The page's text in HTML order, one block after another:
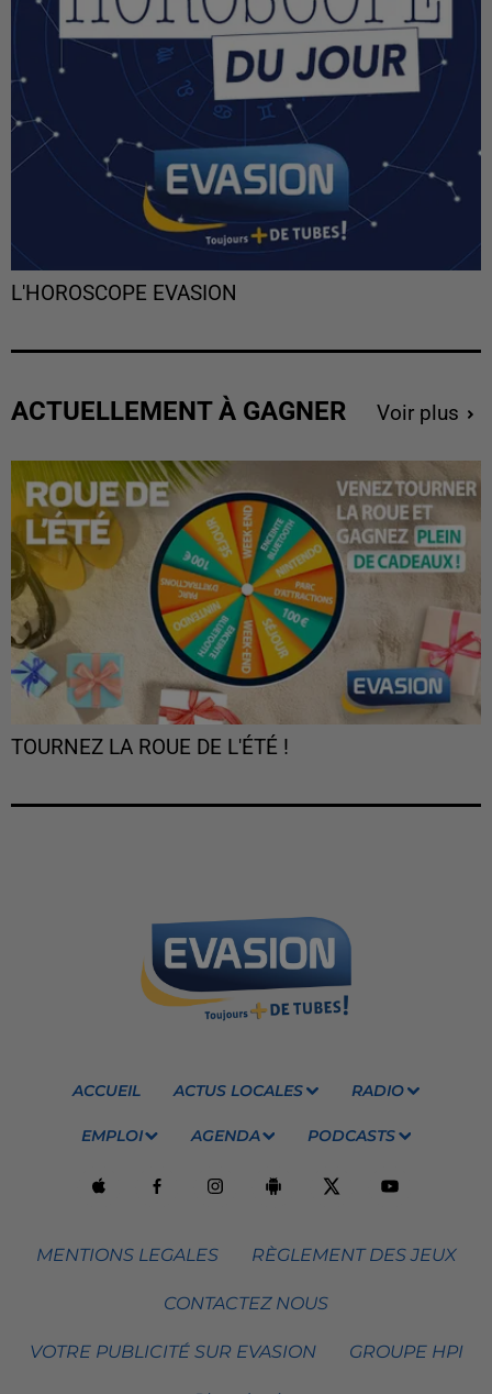
L'HOROSCOPE EVASION
ACTUELLEMENT À GAGNER Voir plus
TOURNEZ LA ROUE DE L'ÉTÉ !
ACCUEIL ACTUS LOCALES RADIO
EMPLOI AGENDA PODCASTS
MENTIONS LEGALES RÈGLEMENT DES JEUX
CONTACTEZ NOUS
VOTRE PUBLICITÉ SUR EVASION GROUPE HPI